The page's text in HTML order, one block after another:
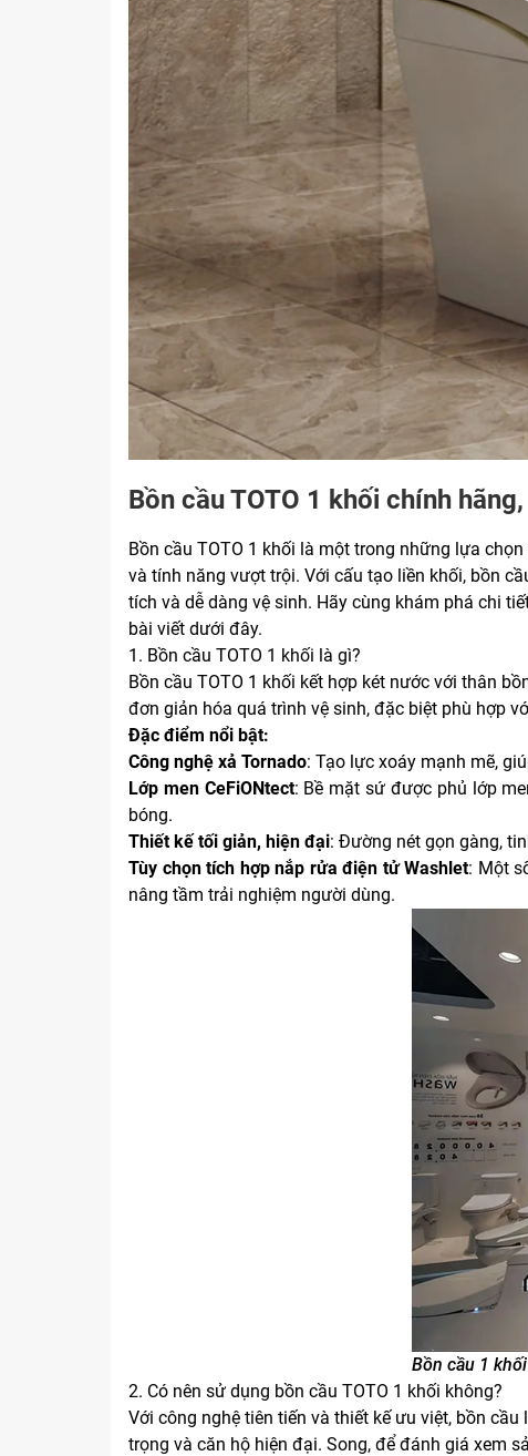
Bồn cầu TOTO 1 khối chính
Bồn cầu TOTO 1 khối là một trong những lựa
và tính năng vượt trội. Với cấu tạo liền khối, bồn
tích và dễ dàng vệ sinh. Hãy cùng khám phá chi
bài viết dưới đây.
1. Bồn cầu TOTO 1 khối là gì?
Bồn cầu TOTO 1 khối kết hợp két nước với thân
đơn giản hóa quá trình vệ sinh, đặc biệt phù hợp
Đặc điểm nổi bật:
Công nghệ xả Tornado: Tạo lực xoáy mạnh mẽ,
Lớp men CeFiONtect: Bề mặt sứ được phủ lớp
bóng.
Thiết kế tối giản, hiện đại: Đường nét gọn gàng,
Tùy chọn tích hợp nắp rửa điện tử Washlet: Một
nâng tầm trải nghiệm người dùng.
Bồn cầu 1
2. Có nên sử dụng bồn cầu TOTO 1 khối không?
Với công nghệ tiên tiến và thiết kế ưu việt, bồn
trọng và căn hộ hiện đại. Song, để đánh giá xem